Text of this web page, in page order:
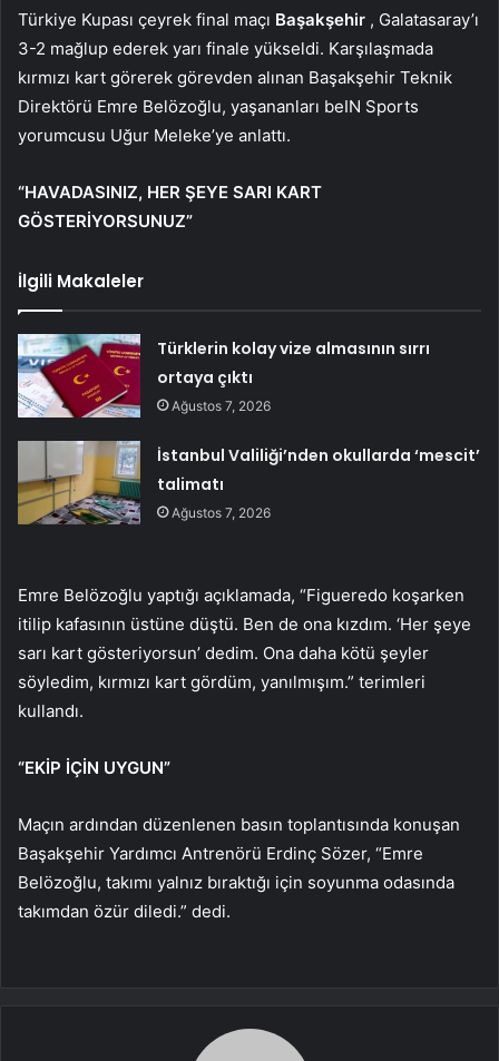
Türkiye Kupası çeyrek final maçı Başakşehir , Galatasaray’ı
3-2 mağlup ederek yarı finale yükseldi. Karşılaşmada
kırmızı kart görerek görevden alınan Başakşehir Teknik
Direktörü Emre Belözoğlu, yaşananları beIN Sports
yorumcusu Uğur Meleke’ye anlattı.
“HAVADASINIZ, HER ŞEYE SARI KART
GÖSTERİYORSUNUZ”
İlgili Makaleler
Türklerin kolay vize almasının sırrı
ortaya çıktı
Ağustos 7, 2026
İstanbul Valiliği’nden okullarda ‘mescit’
talimatı
Ağustos 7, 2026
Emre Belözoğlu yaptığı açıklamada, “Figueredo koşarken
itilip kafasının üstüne düştü. Ben de ona kızdım. ‘Her şeye
sarı kart gösteriyorsun’ dedim. Ona daha kötü şeyler
söyledim, kırmızı kart gördüm, yanılmışım.” terimleri
kullandı.
“EKİP İÇİN UYGUN”
Maçın ardından düzenlenen basın toplantısında konuşan
Başakşehir Yardımcı Antrenörü Erdinç Sözer, “Emre
Belözoğlu, takımı yalnız bıraktığı için soyunma odasında
takımdan özür diledi.” dedi.